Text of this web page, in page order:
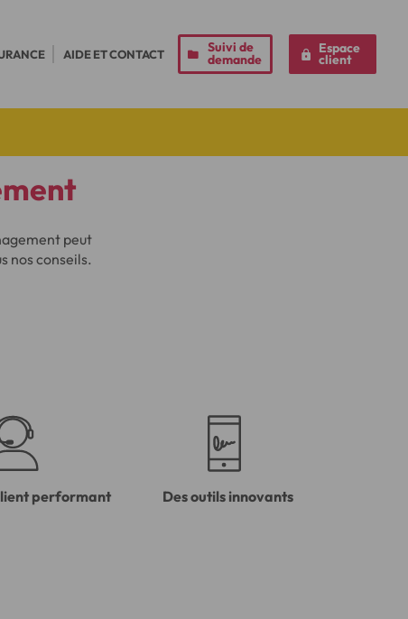
AIDE ET CONTACT Suivi de
demande
Espace
client
peut
nos conseils.
performant Des outils innovants